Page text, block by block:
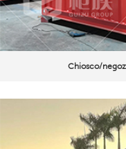
Chiosco/